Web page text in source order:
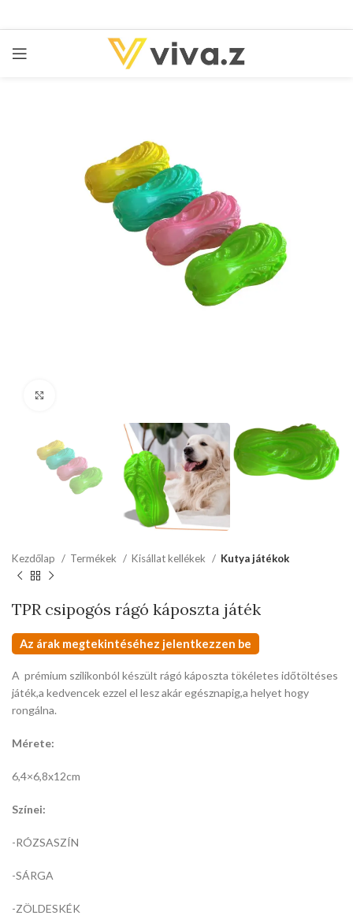
Kezdőlap Termékek Kisállat kellékek Kutya játékok
TPR csipogós rágó káposzta játék
Az árak megtekintéséhez jelentkezzen be
A prémium szilikonból készült rágó káposzta tökéletes időtöltéses
játék,a kedvencek ezzel el lesz akár egésznapig,a helyet hogy
rongálna.
Mérete:
6,4×6,8x12cm
Színei:
-RÓZSASZÍN
-SÁRGA
-ZÖLDESKÉK